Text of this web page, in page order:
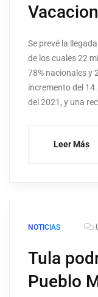
Se prevé la
de los cuales 22
78% nacionales y
incremento del
del 2021, y una
Leer Más
NOTICIAS
Tula
Pueblo